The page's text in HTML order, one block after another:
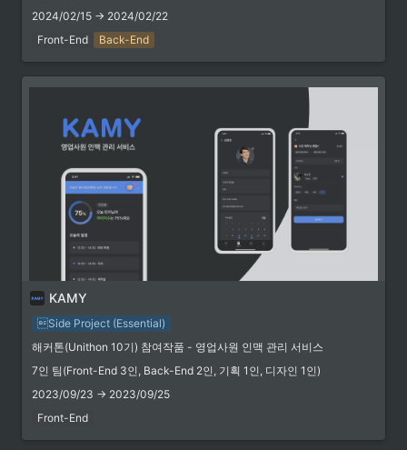
https://chingoo.be
[Typescript] Next.js와 Storybook에서 SVG파일을 컴포넌트처럼 사용하기 (with @svgr/webpack)
행하면서, SVG 이미지 파일들을
컴포넌트처럼 import하여 사용
하고 싶다는 니즈가 생겼다. 그래
서 Next.js와 Storybook 등,
Webpack 환경에서 SVG 이미지
파일을 컴포넌트처럼 사용하는
방법을 찾아보았고, 이번 포스팅
에선 이를 공유해보려 한다.
SVGR과 @svgr/webpack
React 컴포넌트로 변환해주는
프로젝트이다. 그중에서
@svgr/webpack 패키지를 이용
하면, Webpack 번들러를 이용
하는 프로젝트에서 SVG 이미지
파일을 컴포넌트처럼 import하
여 사용할 수 있게 된다. SVGR -
Transforms SVG into React
Transforms SVG into ..
2024/02/15 → 2024/02/22
Front-End
Back-End
링크
GitHub Repository
repositories available. Follow
their code on GitHub.
https://github.com/Unithon-10th-team8
KAMY
Side Project (Essential)
해커톤(Unithon 10기) 참여작품 - 영업사원 인맥 관리 서비스
7인 팀(Front-End 3인, Back-End 2인, 기획 1인, 디자인 1인)
2023/09/23 → 2023/09/25
Front-End